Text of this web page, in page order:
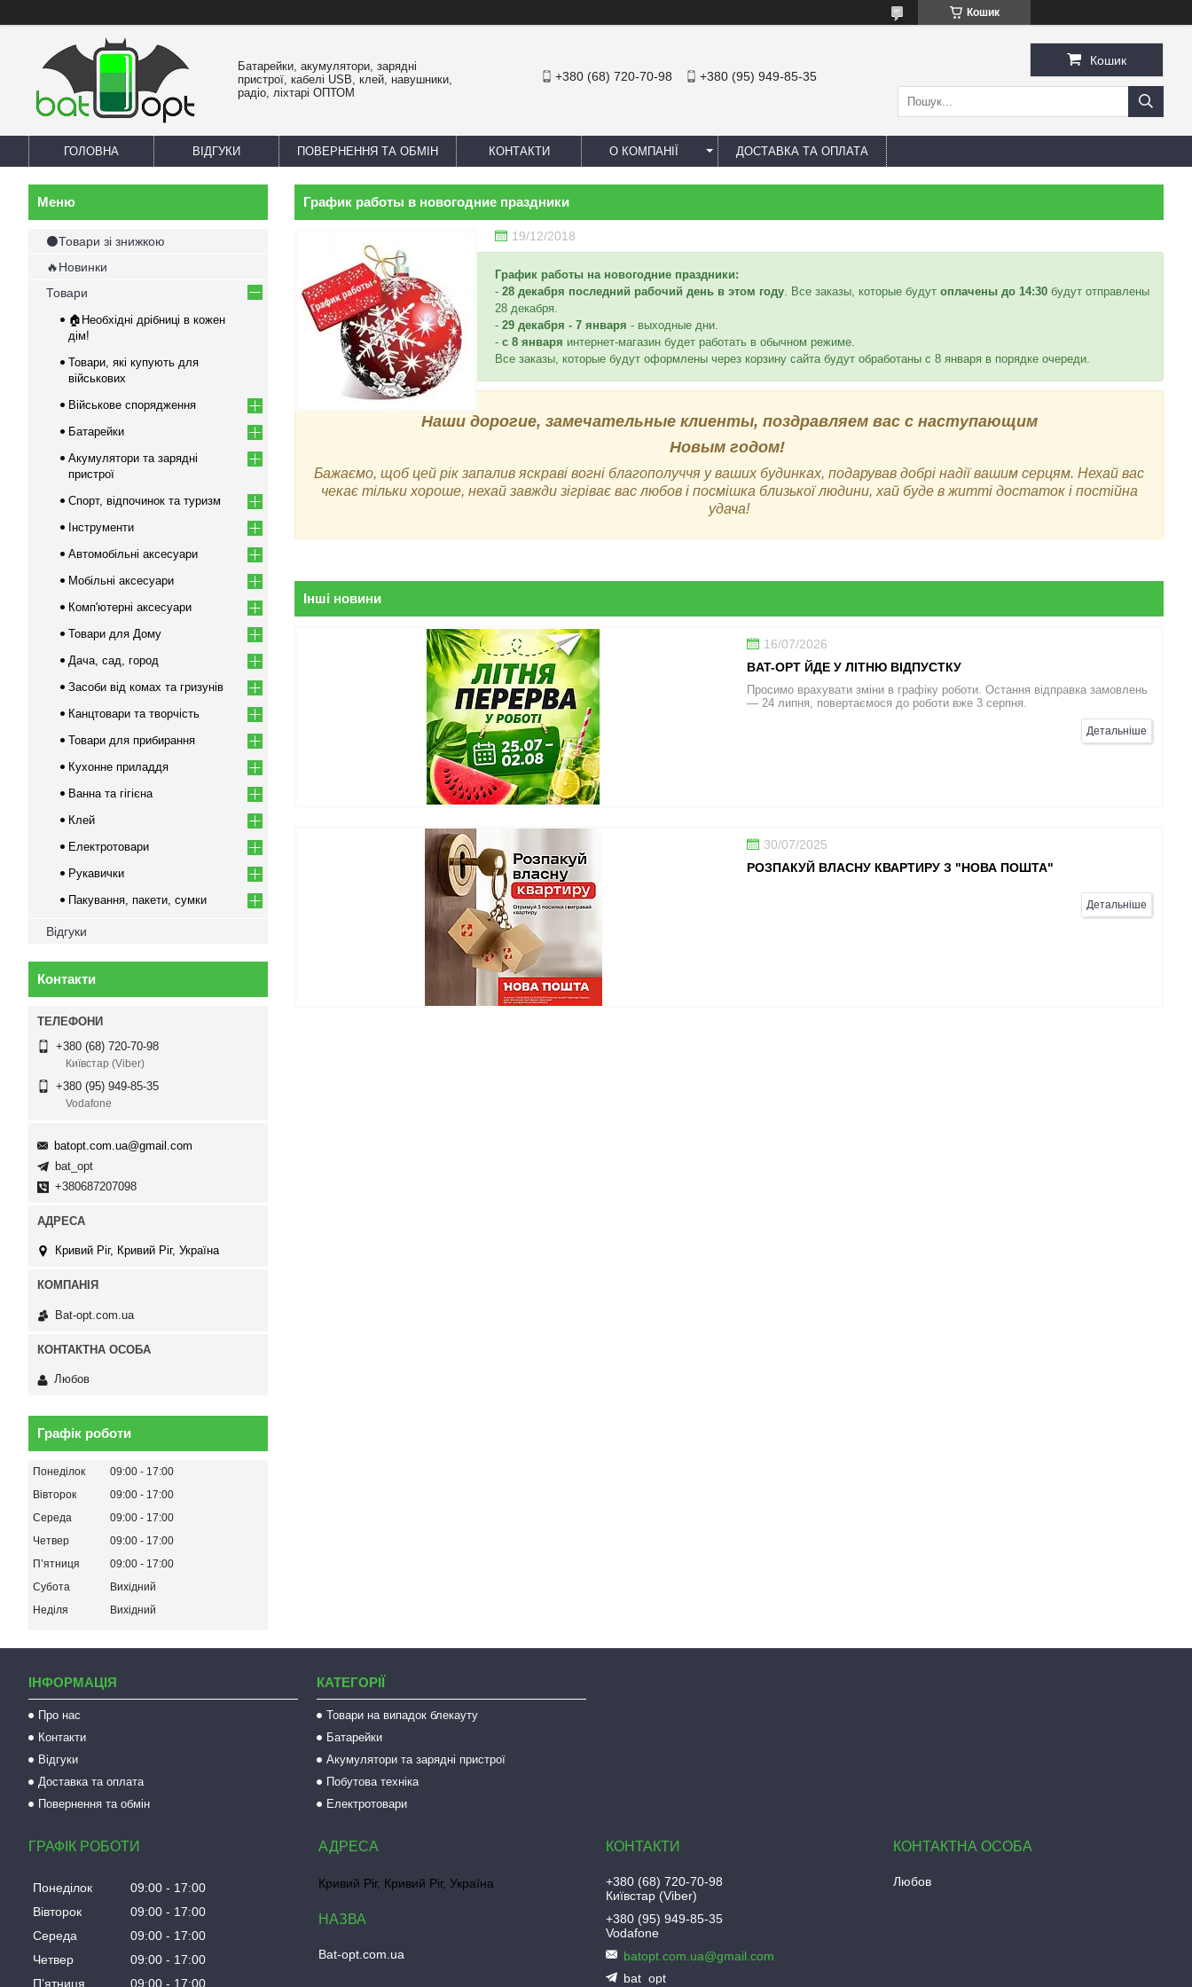
Кошик
Батарейки, акумулятори, зарядні
пристрої, кабелі USB, клей, навушники,
радіо, ліхтарі ОПТОМ
+380 (68) 720-70-98 +380 (95) 949-85-35
Кошик
ГОЛОВНА ВІДГУКИ ПОВЕРНЕННЯ ТА ОБМІН КОНТАКТИ О КОМПАНІЇ ДОСТАВКА ТА ОПЛАТА
График работы в новогодние праздники
19/12/2018
График работы на новогодние праздники:
- 28 декабря последний рабочий день в этом году. Все заказы, которые будут оплачены до 14:30 будут отправлены
28 декабря.
- 29 декабря - 7 января - выходные дни.
- с 8 января интернет-магазин будет работать в обычном режиме.
Все заказы, которые будут оформлены через корзину сайта будут обработаны с 8 января в порядке очереди.
Наши дорогие, замечательные клиенты, поздравляем вас с наступающим
Новым годом!
Бажаємо, щоб цей рік запалив яскраві вогні благополуччя у ваших будинках, подарував добрі надії вашим серцям. Нехай вас
чекає тільки хороше, нехай завжди зігріває вас любов і посмішка близької людини, хай буде в житті достаток і постійна
удача!
Інші новини
16/07/2026
BAT-OPT ЙДЕ У ЛІТНЮ ВІДПУСТКУ
Просимо врахувати зміни в графіку роботи. Остання відправка замовлень
— 24 липня, повертаємося до роботи вже 3 серпня.
Детальніше
30/07/2025
РОЗПАКУЙ ВЛАСНУ КВАРТИРУ З "НОВА ПОШТА"
Детальніше
⚫Товари зі знижкою
🔥Новинки
Товари
🏠Необхідні дрібниці в кожен
дім!
Товари, які купують для
військових
Військове спорядження
Батарейки
Акумулятори та зарядні
пристрої
Спорт, відпочинок та туризм
Інструменти
Автомобільні аксесуари
Мобільні аксесуари
Комп'ютерні аксесуари
Товари для Дому
Дача, сад, город
Засоби від комах та гризунів
Канцтовари та творчість
Товари для прибирання
Кухонне приладдя
Ванна та гігієна
Клей
Електротовари
Рукавички
Пакування, пакети, сумки
Відгуки
Контакти
+380 (68) 720-70-98
Київстар (Viber)
+380 (95) 949-85-35
Vodafone
batopt.com.ua@gmail.com
bat_opt
+380687207098
Кривий Ріг, Кривий Ріг, Україна
Bat-opt.com.ua
Любов
Графік роботи
Понеділок 09:00
17:00
Вівторок
09:00
17:00
Середа
09:00
17:00
Четвер
09:00
17:00
Пʼятниця
09:00
17:00
Субота
Вихідний
Неділя
Вихідний
ІНФОРМАЦІЯ
Про нас
Контакти
Відгуки
Доставка та оплата
Повернення та обмін
КАТЕГОРІЇ
Товари на випадок блекауту
Батарейки
Акумулятори та зарядні пристрої
Побутова техніка
Електротовари
ГРАФІК РОБОТИ
Понеділок 09:00
17:00
Вівторок
09:00
17:00
Середа
09:00
17:00
Четвер
09:00
17:00
Пʼятниця
09:00 17:00
Кривий Ріг, Кривий Ріг, Україна
Bat-opt.com.ua
+380 (68) 720-70-98
Київстар (Viber)
+380 (95) 949-85-35
Vodafone
batopt.com.ua@gmail.com
bat_opt
Любов